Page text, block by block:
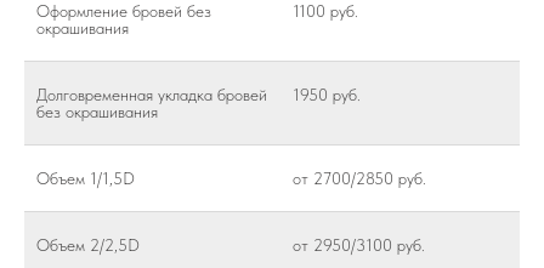
Оформление бровей без
окрашивания
1100 руб.
Долговременная укладка бровей
без окрашивания
1950 руб.
Объем 1/1,5D от 2700/2850 руб.
Объем 2/2,5D от 2950/3100 руб.